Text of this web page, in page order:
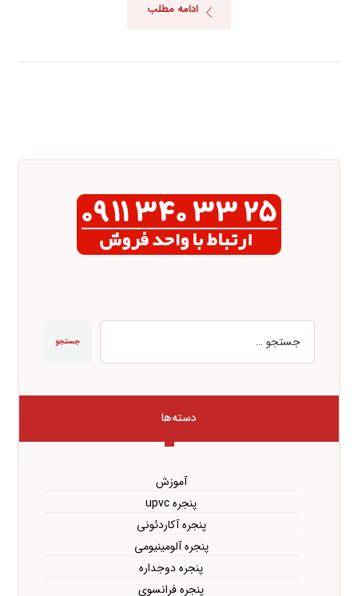
ادامه مطلب
جستجو
دسته‌ها
آموزش
پنجره upvc
پنجره آکاردئونی
پنجره آلومینیومی
پنجره دوجداره
پنجره فرانسوی